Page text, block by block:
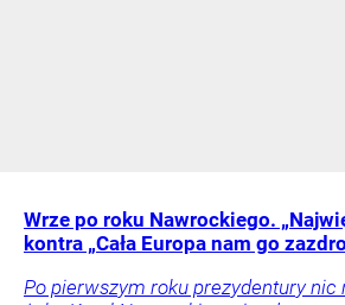
Wrze po roku Nawrockiego.
kontra „Cała Europa nam go
Po pierwszym roku prezydentury nic